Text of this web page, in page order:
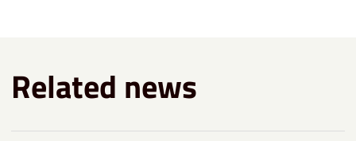
Related news